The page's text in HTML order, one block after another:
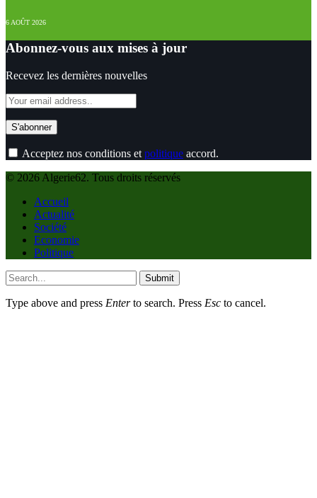
6 AOÛT 2026
Abonnez-vous aux mises à jour
Recevez les dernières nouvelles
Acceptez nos conditions et politique accord.
© 2026 Algerie62. Tous droits réservés
Accueil
Actualité
Société
Economie
Politique
Submit
Type above and press Enterto search. Press Esc to cancel.